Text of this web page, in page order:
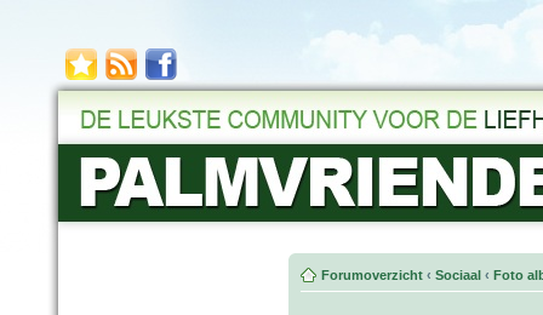
Forumoverzicht ‹ Sociaal ‹ Foto